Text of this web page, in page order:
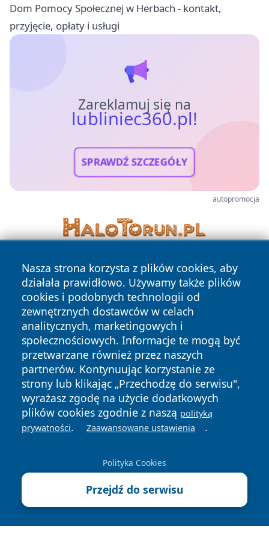
Dom Pomocy Społecznej w Herbach - kontakt,
przyjęcie, opłaty i usługi
Zareklamuj się na
lubliniec360.pl!
SPRAWDŹ SZCZEGÓŁY
autopromocja
Nasza strona korzysta z plików cookies, aby
działała prawidłowo. Używamy także plików
cookies i podobnych technologii od
zewnętrznych dostawców w celach
analitycznych, marketingowych i
społecznościowych. Informacje te mogą być
przetwarzane również przez naszych
partnerów. Kontynuując korzystanie ze
strony lub klikając „Przechodzę do serwisu",
wyrażasz zgodę na użycie dodatkowych
plików cookies zgodnie z naszą polityką
prywatności. Zaawansowane ustawienia .
Polityka Cookies
Przejdź do serwisu
Copyright © 2026 lubliniec360.pl Wszystkie prawa
zastrzeżone.
News Autorzy
Polityka
Prywatności
Polityka
Cookies